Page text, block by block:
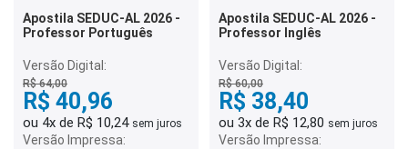
Apostila SEDUC-AL 2026 -
Professor Português
Versão Digital:
R$ 64,00
R$ 40,96
ou 4x de R$ 10,24 sem juros
Versão Impressa:
Apostila SEDUC-AL 2026 -
Professor Inglês
Versão Digital:
R$ 60,00
R$ 38,40
ou 3x de R$ 12,80 sem juros
Versão Impressa: